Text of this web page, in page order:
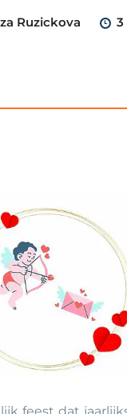
Ruzickova 3